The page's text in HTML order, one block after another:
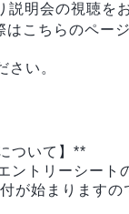
明会の視聴を
こちらのペー
い。
ついて】**
トリーシート
が始まりますの